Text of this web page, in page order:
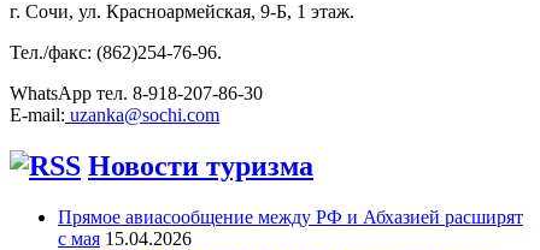
г. Сочи, ул. Красноармейская, 9-Б, 1 этаж.
Тел./факс: (862)254-76-96.
WhatsApp тел. 8-918-207-86-30
E-mail: uzanka@sochi.com
Новости туризма
Прямое авиасообщение между РФ и Абхазией расширят
с мая 15.04.2026